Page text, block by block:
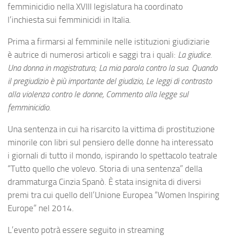
femminicidio nella XVIII legislatura ha coordinato
l’inchiesta sui femminicidi in Italia.
Prima a firmarsi al femminile nelle istituzioni giudiziarie
è autrice di numerosi articoli e saggi tra i quali: La giudice.
Una donna in magistratura; La mia parola contro la sua. Quando
il pregiudizio è più importante del giudizio, Le leggi di contrasto
alla violenza contro le donne, Commento alla legge sul
femminicidio.
Una sentenza in cui ha risarcito la vittima di prostituzione
minorile con libri sul pensiero delle donne ha interessato
i giornali di tutto il mondo, ispirando lo spettacolo teatrale
“Tutto quello che volevo. Storia di una sentenza” della
drammaturga Cinzia Spanò. È stata insignita di diversi
premi tra cui quello dell’Unione Europea “Women Inspiring
Europe” nel 2014.
L’evento potrà essere seguito in streaming